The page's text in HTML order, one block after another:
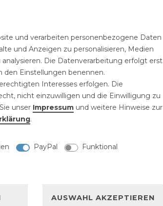
und verarbeiten personenbezogene Daten
und Anzeigen zu personalisieren, Medien
Die Datenverarbeitung erfolgt erst
den Einstellungen benennen.
Interesses erfolgen. Die
nicht einzuwilligen und die Einwilligung zu
unser Impressum und weitere Hinweise zur
.
PayPal Funktional
AUSWAHL AKZEPTIEREN